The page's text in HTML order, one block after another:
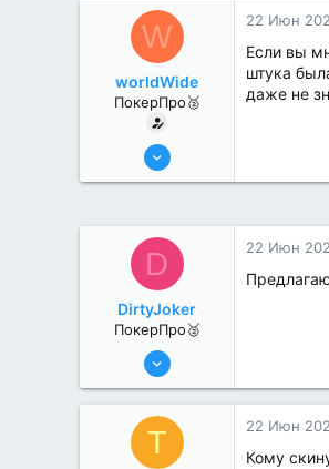
W
worldWide
ПокерПро🥈
13 Июн 2022
22 Июн
Если вы
штука
даже не
D
DirtyJoker
ПокерПро🥈
13 Июн 2022
1
22 Июн
T 22 Июн
Кому